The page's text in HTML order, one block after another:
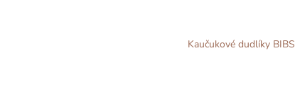
Kaučukové dudlíky BIBS